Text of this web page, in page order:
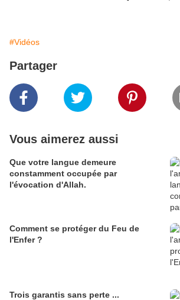
#Vidéos
Partager
Vous aimerez aussi
Que votre langue demeure
constamment occupée par
l'évocation d'Allah.
Comment se protéger du Feu de
l'Enfer ?
Trois garantis sans perte ...